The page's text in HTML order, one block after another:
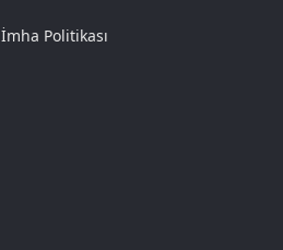
Politikası